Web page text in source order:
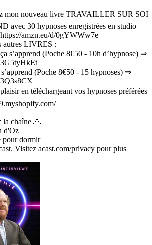
mon nouveau livre TRAVAILLER SUR SOI
avec 30 hypnoses enregistrées en studio
amzn.eu/d/0gYWWw7e
autres LIVRES :
s’apprend (Poche 8€50 - 10h d’hypnose) ⇒
3G5tyHkEt
(Poche 8€50 - 15 hypnoses) ⇒
en téléchargeant vos hypnoses préférées
la chaîne 🙏
d'Oz
pour dormir
Visitez acast.com/privacy pour plus